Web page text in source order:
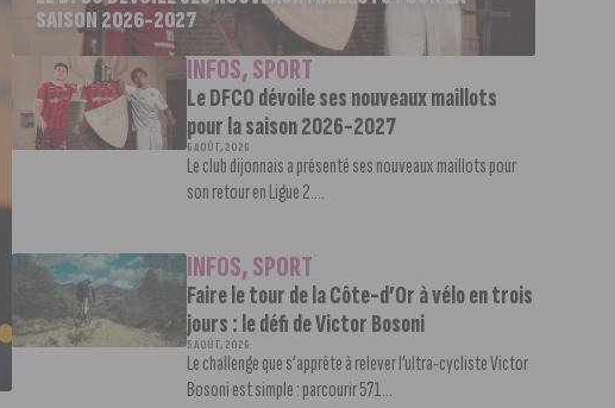
SAISON 2026-2027
INFOS,SPORT
Le DFCO dévoile ses nouveaux maillots
pour la saison 2026-2027
6 AOÛT, 2026
Le club dijonnais a présenté ses nouveaux maillots pour
son retour en Ligue 2....
INFOS,SPORT
Faire le tour de la Côte-d’Or à vélo en trois
jours : le défi de Victor Bosoni
5 AOÛT, 2026
Le challenge que s’apprête à relever l’ultra-cycliste Victor
Bosoni est simple : parcourir 571...